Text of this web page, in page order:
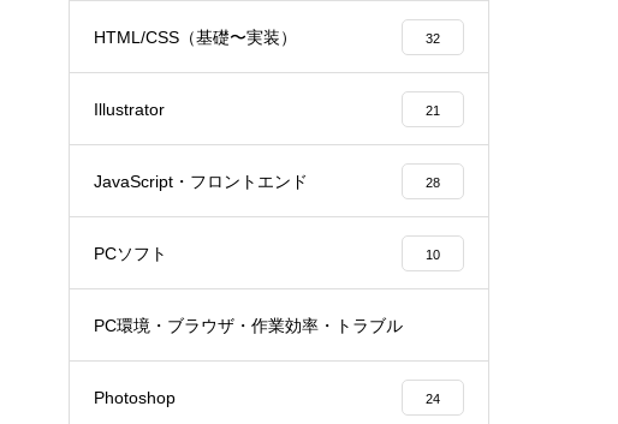
HTML/CSS（基礎〜実装） 32
Illustrator 21
JavaScript・フロントエンド 28
PCソフト 10
PC環境・ブラウザ・作業効率・トラブル
Photoshop 24